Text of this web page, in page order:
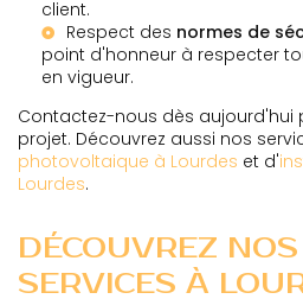
client.
Respect des normes de
point d'honneur à respecter
en vigueur.
Contactez-nous dès aujourd'hui
projet. Découvrez aussi nos
photovoltaique à Lourdes et d'
Lourdes.
DÉCOUVREZ
SERVICES À